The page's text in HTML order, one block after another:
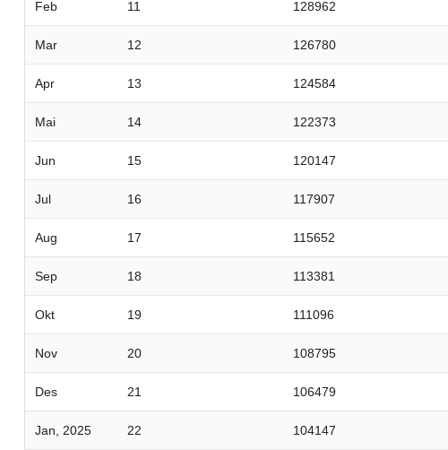
Feb 11 128962
Mar 12 126780
Apr 13 124584
Mai 14 122373
Jun 15 120147
Jul 16 117907
Aug 17 115652
Sep 18 113381
Okt 19 111096
Nov 20 108795
Des 21 106479
Jan, 2025 22 104147